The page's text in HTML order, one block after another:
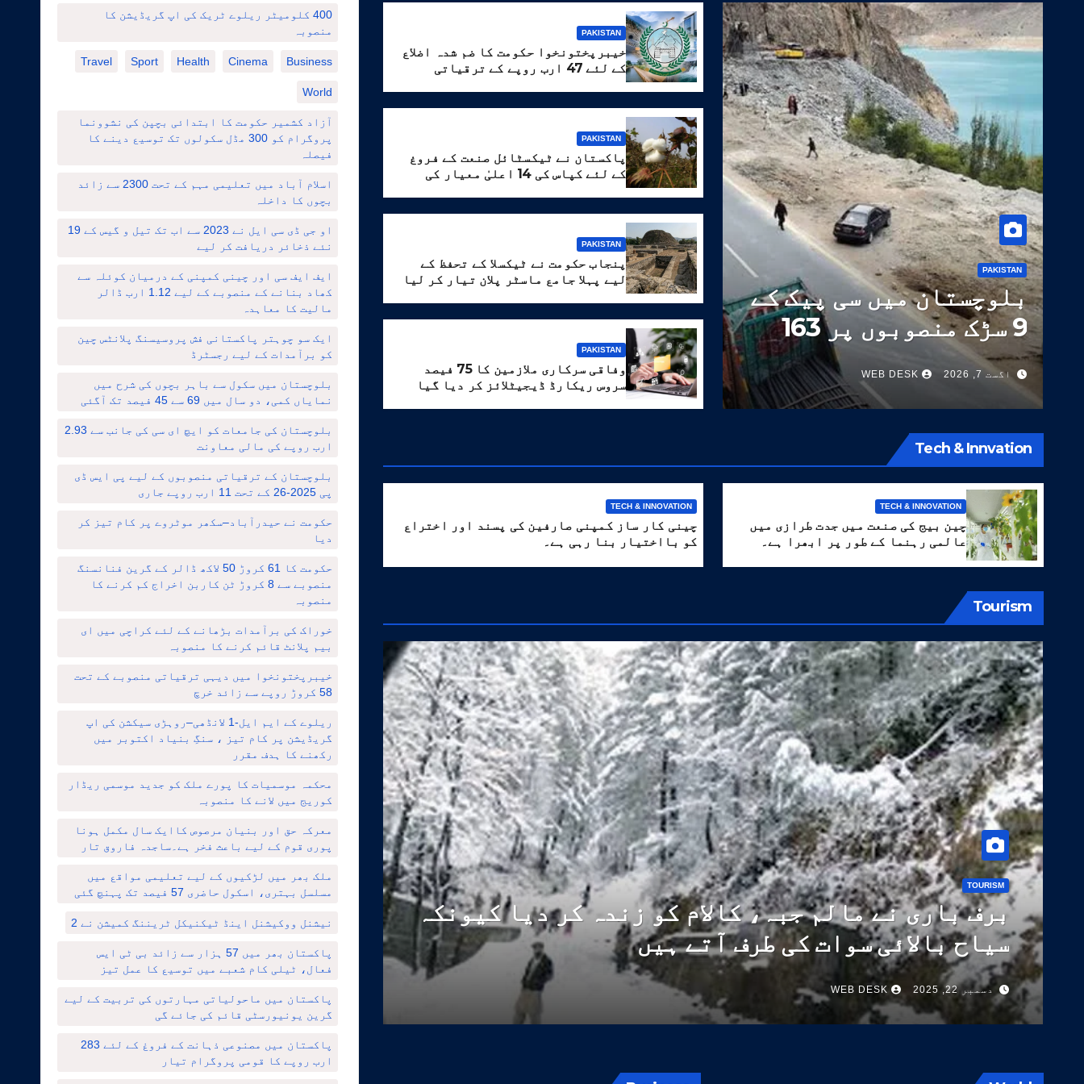
PAKISTAN
بلوچستان میں سی پیک کے
9 سڑک منصوبوں پر 163
ارب روپے سے زائد خرچ
اگست 7, 2026 WEB DESK
PAKISTAN
خیبرپختونخوا حکومت کا ضم شدہ اضلاع
کے لئے 47 ارب روپے کے ترقیاتی
پروگرام کا منصوبہ
PAKISTAN
پاکستان نے ٹیکسٹائل صنعت کے فروغ
کے لئے کپاس کی 14 اعلیٰ معیار کی
اقسام تیار کر لیں
PAKISTAN
پنجاب حکومت نے ٹیکسلا کے تحفظ کے
لیے پہلا جامع ماسٹر پلان تیار کر لیا
PAKISTAN
وفاقی سرکاری ملازمین کا 75 فیصد
سروس ریکارڈ ڈیجیٹلائز کر دیا گیا
Tech & Innvation
TECH & INNOVATION
چین بیج کی صنعت میں جدت طرازی میں
عالمی رہنما کے طور پر ابھرا ہے۔
TECH & INNOVATION
چینی کار ساز کمپنی صارفین کی پسند اور اختراع
کو بااختیار بنا رہی ہے۔
Tourism
TOURISM
برف باری نے مالم جبہ، کالام کو زندہ کر دیا کیونکہ
سیاح بالائی سوات کی طرف آتے ہیں
دسمبر 22, 2025 WEB DESK
400 کلومیٹر ریلوے ٹریک کی اپ گریڈیشن کا
منصوبہ
Business
Cinema
Health
Sport
Travel
World
آزاد کشمیر حکومت کا ابتدائی بچپن کی نشوونما
پروگرام کو 300 مڈل سکولوں تک توسیع دینے کا
فیصلہ
اسلام آباد میں تعلیمی مہم کے تحت 2300 سے زائد
بچوں کا داخلہ
او جی ڈی سی ایل نے 2023 سے اب تک تیل و گیس کے 19
نئے ذخائر دریافت کر لیے
ایف ایف سی اور چینی کمپنی کے درمیان کوئلہ سے
کھاد بنانے کے منصوبے کے لیے 1.12 ارب ڈالر
مالیت کا معاہدہ
ایک سو چوہتر پاکستانی فش پروسیسنگ پلانٹس چین
کو برآمدات کے لیے رجسٹرڈ
بلوچستان میں سکول سے باہر بچوں کی شرح میں
نمایاں کمی، دو سال میں 69 سے 45 فیصد تک آگئی
بلوچستان کی جامعات کو ایچ ای سی کی جانب سے 2.93
ارب روپے کی مالی معاونت
بلوچستان کے ترقیاتی منصوبوں کے لیے پی ایس ڈی
پی 2025-26 کے تحت 11 ارب روپے جاری
حکومت نے حیدرآباد–سکھر موٹروے پر کام تیز کر
دیا
حکومت کا 61 کروڑ 50 لاکھ ڈالر کے گرین فنانسنگ
منصوبے سے 8 کروڑ ٹن کاربن اخراج کم کرنے کا
منصوبہ
خوراک کی برآمدات بڑھانے کے لئے کراچی میں ای
بیم پلانٹ قائم کرنے کا منصوبہ
خیبرپختونخوا میں دیہی ترقیاتی منصوبے کے تحت
58 کروڑ روپے سے زائد خرچ
ریلوے کے ایم ایل-1 لانڈھی–روہڑی سیکشن کی اپ
گریڈیشن پر کام تیز ، سنگِ بنیاد اکتوبر میں
رکھنے کا ہدف مقرر
محکمہ موسمیات کا پورے ملک کو جدید موسمی ریڈار
کوریج میں لانے کا منصوبہ
معرکہ حق اور بنیان مرصوص کاایک سال مکمل ہونا
پوری قوم کے لیے باعث فخر ہے۔ساجدہ فاروق تار
ملک بھر میں لڑکیوں کے لیے تعلیمی مواقع میں
مسلسل بہتری، اسکول حاضری 57 فیصد تک پہنچ گئی
نیشنل ووکیشنل اینڈ ٹیکنیکل ٹریننگ کمیشن نے 2
پاکستان بھر میں 57 ہزار سے زائد بی ٹی ایس
فعال، ٹیلی کام شعبے میں توسیع کا عمل تیز
پاکستان میں ماحولیاتی مہارتوں کی تربیت کے لیے
گرین یونیورسٹی قائم کی جائے گی
پاکستان میں مصنوعی ذہانت کے فروغ کے لئے 283
ارب روپے کا قومی پروگرام تیار